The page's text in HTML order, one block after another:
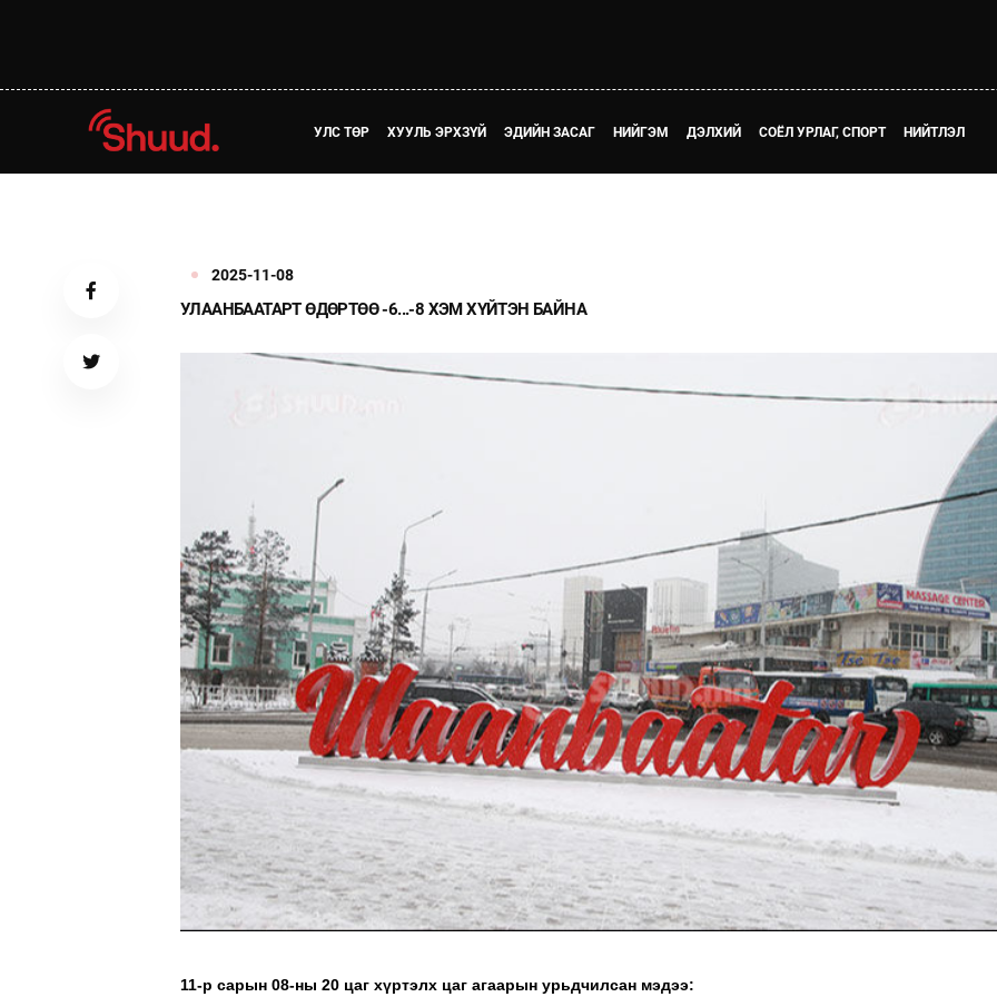
УЛС ТӨР ХУУЛЬ ЭРХЗҮЙ ЭДИЙН ЗАСАГ НИЙГЭМ ДЭЛХИЙ СОЁЛ УРЛАГ, СПОРТ НИЙТЛЭЛ
2025-11-08
УЛААНБААТАРТ ӨДӨРТӨӨ -6...-8 ХЭМ ХҮЙТЭН БАЙНА
11-р сарын 08-ны 20 цаг хүртэлх цаг агаарын урьдчилсан мэдээ:
ТӨЛӨӨЛӨГЧИЙН ГАЗАРТ
ОРЛОГО ШИЛЖҮҮЛСЭН БОЛ 20
ХУВИАР ТАТВАР СУУТГАНА
НИЙСЛЭЛД
БОРЛУУЛАХ 435
АЖИЛЛАНА